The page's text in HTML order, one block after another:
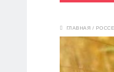
ГЛАВНАЯ /